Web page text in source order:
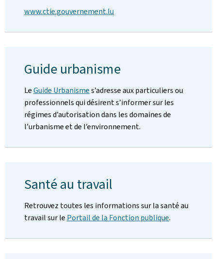
www.ctie.gouvernement.lu
Guide urbanisme
LeGuide Urbanismes’adresse aux particuliers ou
professionnels qui désirent s’informer sur les
régimes d’autorisation dans les domaines de
l’urbanisme et de l’environnement.
Santé au travail
Retrouvez toutes les informations sur la santé au
travail sur le Portail de la Fonction publique.